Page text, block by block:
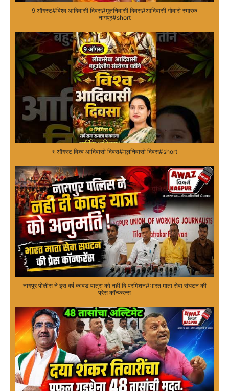
9 ऑगस्ट#विश्व आदिवासी दिवस#मूलनिवासी दिवस#आदिवासी गोवारी स्मारक
नागपूर#short
९ ऑगस्ट विश्व आदिवासी दिवस#मूलनिवासी दिवस#short
नागपूर पोलीस ने इस वर्ष कावड यात्रा को नहीं दि परमिशन#भारत माता सेवा संघटन की
प्रेस कॉन्फरन्स